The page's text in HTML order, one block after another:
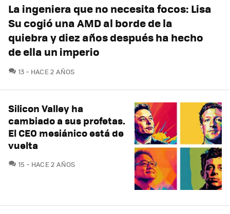
La ingeniera que no necesita focos: Lisa
Su cogió una AMD al borde de la
quiebra y diez años después ha hecho
de ella un imperio
13 COMENTARIOS
HACE 2 AÑOS
Silicon Valley ha
cambiado a sus profetas.
El CEO mesiánico está de
vuelta
15 COMENTARIOS
HACE 2 AÑOS